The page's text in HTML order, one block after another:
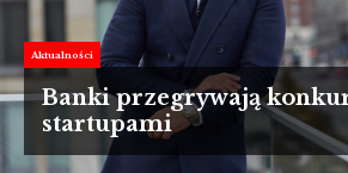
TURYSTYKA
MOTORYZACJA
LIFESTYLE
Aktualności
Banki przegrywają
startupami